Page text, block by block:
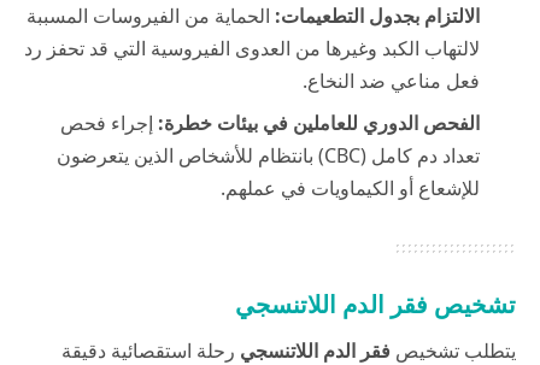
الالتزام بجدول التطعيمات: الحماية من الفيروسات المسببة
لالتهاب الكبد وغيرها من العدوى الفيروسية التي قد تحفز رد
فعل مناعي ضد النخاع.
الفحص الدوري للعاملين في بيئات خطرة: إجراء فحص
تعداد دم كامل (CBC) بانتظام للأشخاص الذين يتعرضون
للإشعاع أو الكيماويات في عملهم.
تشخيص فقر الدم اللاتنسجي
يتطلب تشخيص فقر الدم اللاتنسجي رحلة استقصائية دقيقة